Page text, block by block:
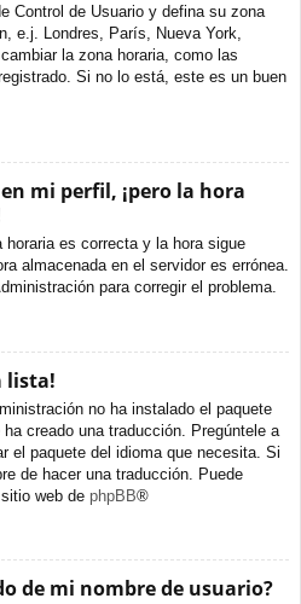
Control de Usuario y defina su zona
e.j. Londres, París, Nueva York,
la zona horaria, como las
Si no lo está, este es un buen
mi perfil, ¡pero la hora
es correcta y la hora sigue
almacenada en el servidor es errónea.
para corregir el problema.
lista!
no ha instalado el paquete
creado una traducción. Pregúntele a
el paquete del idioma que necesita. Si
de hacer una traducción. Puede
web de phpBB®
de mi nombre de usuario?